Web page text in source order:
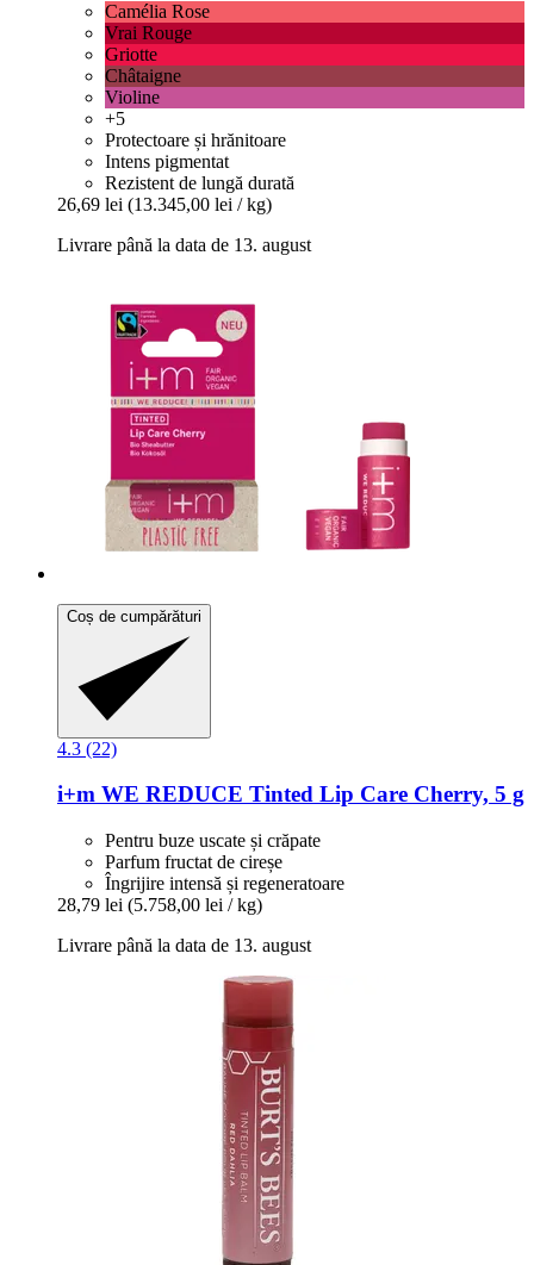
Camélia Rose
Vrai Rouge
Griotte
Châtaigne
Violine
+5
Protectoare și hrănitoare
Intens pigmentat
Rezistent de lungă durată
26,69 lei (13.345,00 lei / kg)
Livrare până la data de 13. august
Coș de cumpărături
4.3 (22)
i+m WE REDUCE Tinted Lip Care Cherry, 5 g
Pentru buze uscate și crăpate
Parfum fructat de cireșe
Îngrijire intensă și regeneratoare
28,79 lei (5.758,00 lei / kg)
Livrare până la data de 13. august